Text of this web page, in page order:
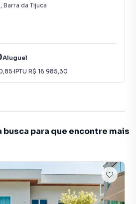
, Barra da Tijuca
Aluguel
·IPTU R$ 16.985,30
para que encontre mais